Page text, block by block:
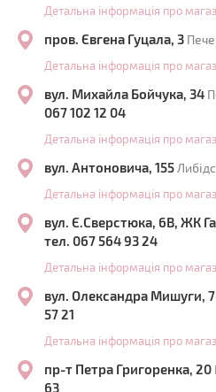
Детальна інформація про
пров. Євгена Гуцала, 3
Детальна інформація про
вул. Михайла Бойчука, 34
067 102 12 04
Детальна інформація про
вул. Антоновича, 155
Детальна інформація про
вул. Є.Сверстюка, 6В, ЖК
тел. 067 564 93 24
Детальна інформація про
вул. Олександра Мишуги,
57 21
Детальна інформація про
пр-т Петра Григоренка, 20
63